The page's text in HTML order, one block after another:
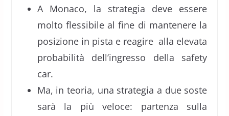
A Monaco, la strategia deve essere
molto flessibile al fine di mantenere la
posizione in pista e reagire alla elevata
probabilità dell’ingresso della safety
car.
Ma, in teoria, una strategia a due soste
sarà la più veloce: partenza sulla